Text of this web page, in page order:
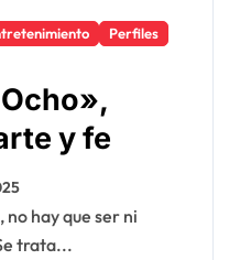
Perfiles
y fe
trata...